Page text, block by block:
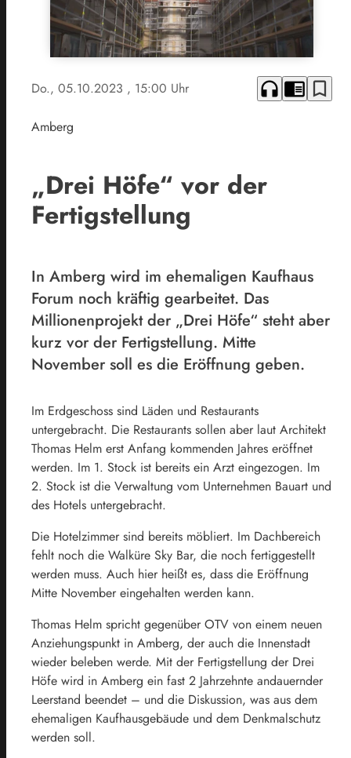
Do., 05.10.2023 , 15:00 Uhr headphones chrome_reader_mode bookmark_border
Amberg
„Drei Höfe“ vor der
Fertigstellung
In Amberg wird im ehemaligen Kaufhaus
Forum noch kräftig gearbeitet. Das
Millionenprojekt der „Drei Höfe“ steht aber
kurz vor der Fertigstellung. Mitte
November soll es die Eröffnung geben.
Im Erdgeschoss sind Läden und Restaurants
untergebracht. Die Restaurants sollen aber laut Architekt
Thomas Helm erst Anfang kommenden Jahres eröffnet
werden. Im 1. Stock ist bereits ein Arzt eingezogen. Im
2. Stock ist die Verwaltung vom Unternehmen Bauart und
des Hotels untergebracht.
Die Hotelzimmer sind bereits möbliert. Im Dachbereich
fehlt noch die Walküre Sky Bar, die noch fertiggestellt
werden muss. Auch hier heißt es, dass die Eröffnung
Mitte November eingehalten werden kann.
Thomas Helm spricht gegenüber OTV von einem neuen
Anziehungspunkt in Amberg, der auch die Innenstadt
wieder beleben werde. Mit der Fertigstellung der Drei
Höfe wird in Amberg ein fast 2 Jahrzehnte andauernder
Leerstand beendet – und die Diskussion, was aus dem
ehemaligen Kaufhausgebäude und dem Denkmalschutz
werden soll.